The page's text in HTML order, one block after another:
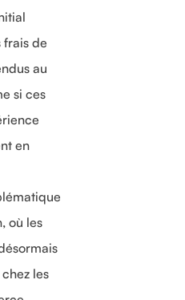
de
au
si ces
en
où les
les